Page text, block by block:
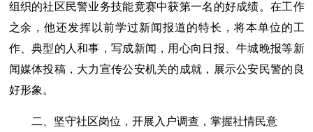
组织的社区民警业务技能竟赛中获第一名的好成绩。在工作
之余，他还发挥以前学过新闻报道的特长，将本单位的工
作、典型的人和事，写成新闻，用心向日报、牛城晚报等新
闻媒体投稿，大力宣传公安机关的成就，展示公安民警的良
好形象。
二、坚守社区岗位，开展入户调查，掌握社情民意